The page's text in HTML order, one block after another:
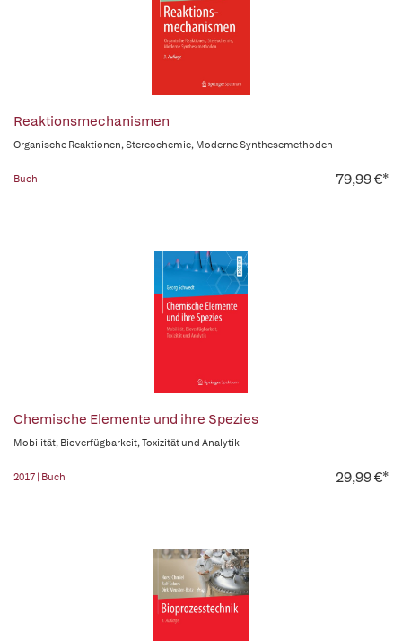
Reaktionsmechanismen
Organische Reaktionen, Stereochemie, Moderne Synthesemethoden
Buch 79,99 €*
Chemische Elemente und ihre Spezies
Mobilität, Bioverfügbarkeit, Toxizität und Analytik
2017 | Buch 29,99 €*